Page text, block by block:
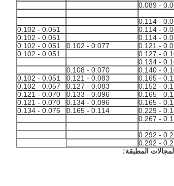
0.064
0.089
0.089
0.051 - 0.102
0.089
0.051 - 0.102
0.096
0.077 - 0.102
0.051 - 0.102
0.102
0.051 - 0.102
0.108
0.102
0.070 - 0.108
0.127
0.083 - 0.121
0.051 - 0.102
0.115
0.083 - 0.127
0.057 - 0.102
0.127
0.096 - 0.133
0.070 - 0.121
0.127
0.096 - 0.134
0.070 - 0.121
0.165
0.114 - 0.165
0.076 - 0.134
0.191 -
0.216
0.216
المطبقة: